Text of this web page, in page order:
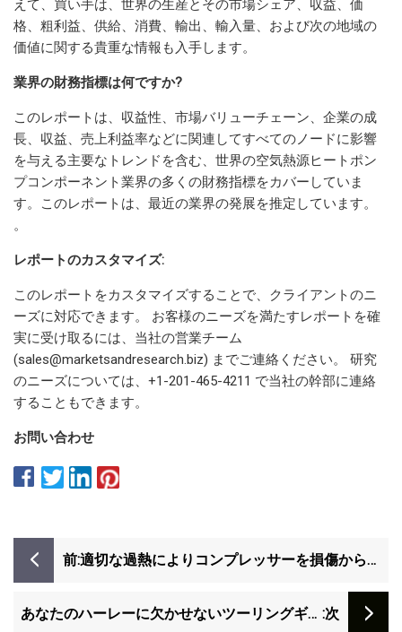
えて、買い手は、世界の生産とその市場シェア、収益、価
格、粗利益、供給、消費、輸出、輸入量、および次の地域の
価値に関する貴重な情報も入手します。
業界の財務指標は何ですか?
このレポートは、収益性、市場バリューチェーン、企業の成
長、収益、売上利益率などに関連してすべてのノードに影響
を与える主要なトレンドを含む、世界の空気熱源ヒートポン
プコンポーネント業界の多くの財務指標をカバーしていま
す。このレポートは、最近の業界の発展を推定しています。
。
レポートのカスタマイズ:
このレポートをカスタマイズすることで、クライアントのニ
ーズに対応できます。 お客様のニーズを満たすレポートを確
実に受け取るには、当社の営業チーム
(sales@marketsandresearch.biz) までご連絡ください。 研究
のニーズについては、+1-201-465-4211 で当社の幹部に連絡
することもできます。
お問い合わせ
前:適切な過熱によりコンプレッサーを損傷から保
あなたのハーレーに欠かせないツーリングギア :次